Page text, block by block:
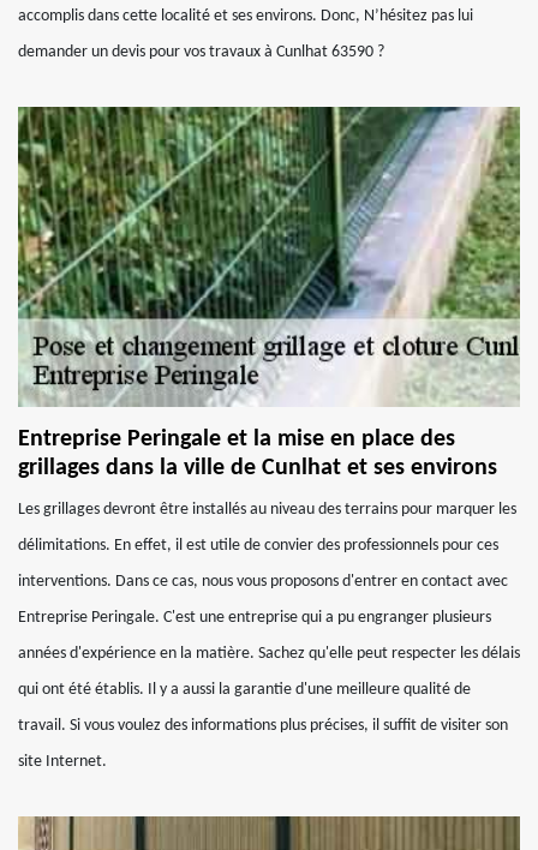
accomplis dans cette localité et ses environs. Donc, N’hésitez pas lui
demander un devis pour vos travaux à Cunlhat 63590 ?
Entreprise Peringale et la mise en place des
grillages dans la ville de Cunlhat et ses environs
Les grillages devront être installés au niveau des terrains pour marquer les
délimitations. En effet, il est utile de convier des professionnels pour ces
interventions. Dans ce cas, nous vous proposons d'entrer en contact avec
Entreprise Peringale. C'est une entreprise qui a pu engranger plusieurs
années d'expérience en la matière. Sachez qu'elle peut respecter les délais
qui ont été établis. Il y a aussi la garantie d'une meilleure qualité de
travail. Si vous voulez des informations plus précises, il suffit de visiter son
site Internet.